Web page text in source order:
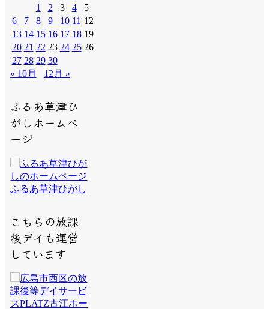
1 2 3 4
5
6
7 8 9 10 11 12
13 14 15 16 17 18 19
20 21 22 23 24 25 26
27 28 29 30
« 10月
12月 »
ふるあ草津ひ
がしホームペ
ージ
ふるあ草津ひがし
こちらの放課
後デイも運営
しています